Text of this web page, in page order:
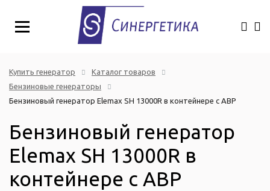
Купить генератор
Каталог товаров
Бензиновые генераторы
Бензиновый генератор Elemax SH 13000R в контейнере с АВР
Бензиновый генератор
Elemax SH 13000R в
контейнере с АВР